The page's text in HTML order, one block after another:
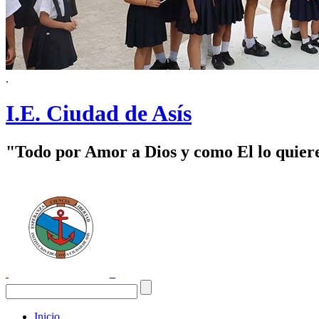
.
I.E. Ciudad de Asís
"Todo por Amor a Dios y como El lo
Inicio